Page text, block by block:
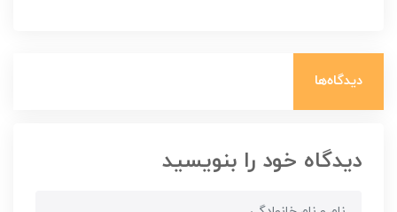
دیدگاه‌ها
دیدگاه خود را بنویسید